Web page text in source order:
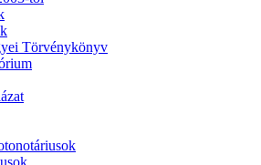
Törvénykönyv